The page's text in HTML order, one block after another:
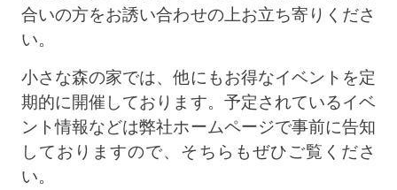
合いの方をお誘い合わせの上お立ち寄りくださ
い。
小さな森の家では、他にもお得なイベントを定
期的に開催しております。予定されているイベ
ント情報などは弊社ホームページで事前に告知
しておりますので、そちらもぜひご覧くださ
い。